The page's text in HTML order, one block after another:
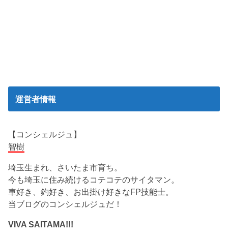
運営者情報
【コンシェルジュ】
智樹
埼玉生まれ、さいたま市育ち。
今も埼玉に住み続けるコテコテのサイタマン。
車好き、釣好き、お出掛け好きなFP技能士。
当ブログのコンシェルジュだ！
VIVA SAITAMA!!!